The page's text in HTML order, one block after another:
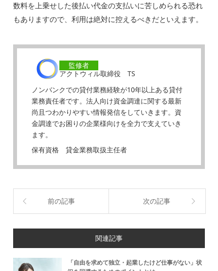
数料を上乗せした後払い代金の支払いに苦しめられる恐れ
もありますので、利用は絶対に控えるべきだといえます。
監修者
アクトウィル取締役 TS
ノンバンクでの貸付業務経験が10年以上ある貸付
業務責任者です。法人向け資金調達に関する最新
尚且つわかりやすい情報発信をしていきます。資
金調達でお困りの企業様向けを全力で支えていき
ます。
保有資格 貸金業務取扱主任者
前の記事 次の記事
関連記事
「自由を求めて独立・起業したけど仕事がない」状